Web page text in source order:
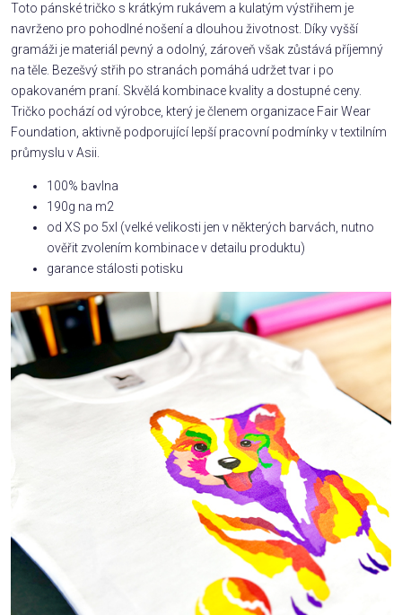
Toto pánské tričko s krátkým rukávem a kulatým výstřihem je
navrženo pro pohodlné nošení a dlouhou životnost. Díky vyšší
gramáži je materiál pevný a odolný, zároveň však zůstává příjemný
na těle. Bezešvý střih po stranách pomáhá udržet tvar i po
opakovaném praní. Skvělá kombinace kvality a dostupné ceny.
Tričko pochází od výrobce, který je členem organizace Fair Wear
Foundation, aktivně podporující lepší pracovní podmínky v textilním
průmyslu v Asii.
100% bavlna
190g na m2
od XS po 5xl (velké velikosti jen v některých barvách, nutno
ověřit zvolením kombinace v detailu produktu)
garance stálosti potisku